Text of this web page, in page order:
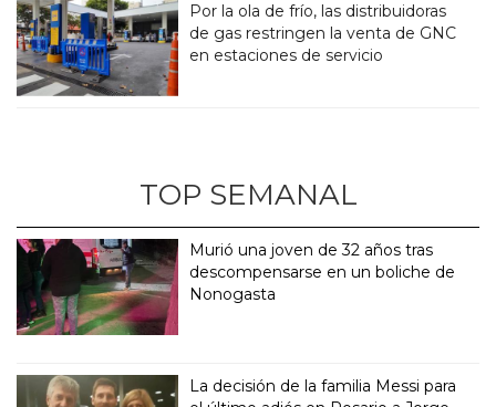
Por la ola de frío, las distribuidoras
de gas restringen la venta de GNC
en estaciones de servicio
TOP SEMANAL
Murió una joven de 32 años tras
descompensarse en un boliche de
Nonogasta
La decisión de la familia Messi para